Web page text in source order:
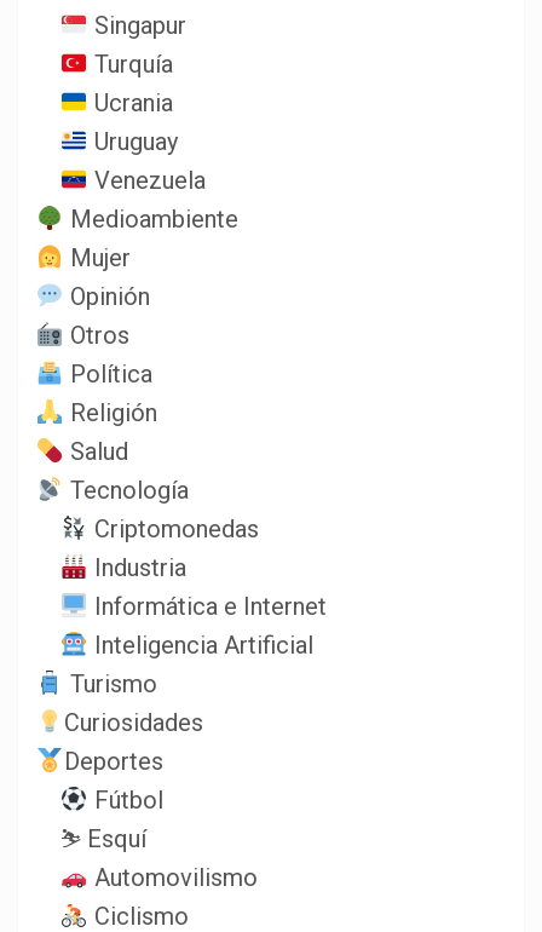
Singapur
Turquía
Ucrania
Uruguay
Venezuela
Medioambiente
Mujer
Opinión
Otros
Política
Religión
Salud
Tecnología
Criptomonedas
Industria
Informática e Internet
Inteligencia Artificial
Turismo
Curiosidades
Deportes
Fútbol
⛷️ Esquí
Automovilismo
Ciclismo